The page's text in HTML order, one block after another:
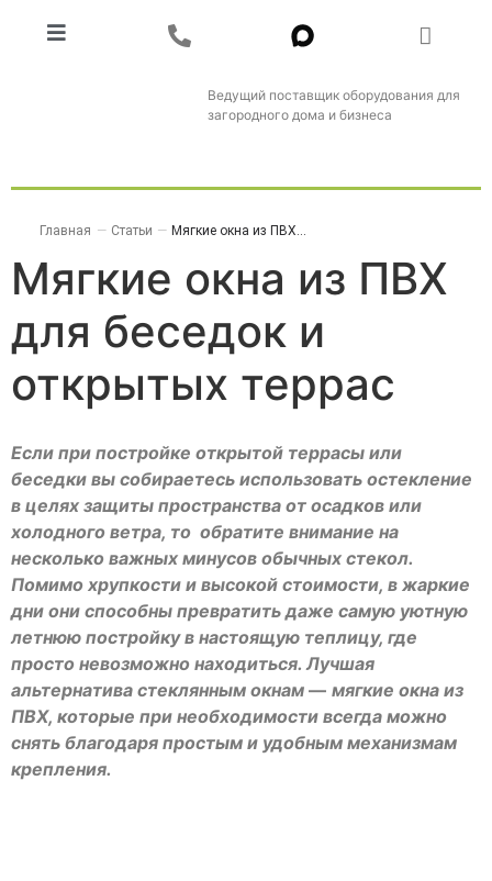
Ведущий поставщик оборудования для
загородного дома и бизнеса
Главная — Статьи — Мягкие окна из ПВХ...
Мягкие окна из ПВХ
для беседок и
открытых террас
Если при постройке открытой террасы или
беседки вы собираетесь использовать остекление
в целях защиты пространства от осадков или
холодного ветра, то обратите внимание на
несколько важных минусов обычных стекол.
Помимо хрупкости и высокой стоимости, в жаркие
дни они способны превратить даже самую уютную
летнюю постройку в настоящую теплицу, где
просто невозможно находиться. Лучшая
альтернатива стеклянным окнам — мягкие окна из
ПВХ, которые при необходимости всегда можно
снять благодаря простым и удобным механизмам
крепления.